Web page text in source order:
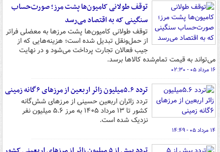
توقف طولانی کامیون‌ها پشت مرز؛ صورت‌حساب
سنگینی که به اقتصاد می‌رسد
توقف طولانی کامیون‌ها پشت مرزها به معضلی فراتر
از حمل‌ونقل تبدیل شده است؛ هزینه‌هایی که از
جیب فعالان تجارت پرداخت می‌شود و در نهایت
می‌تواند به قیمت تمام‌شده کالاها برسد.
۱۶ مرداد ۰۵ - ۰۲:۳۰
تردد ۵.۶میلیون زائر اربعین از مرزهای ۶گانه زمینی
تردد زائران اربعین حسینی از مرزهای شش‌گانه
کشور تا ۱۳ مرداد ۱۴۰۵ به مرز ۵.۶ میلیون نفر
نزدیک شده است.
۱۴ مرداد ۰۵ - ۱۴:۴۹